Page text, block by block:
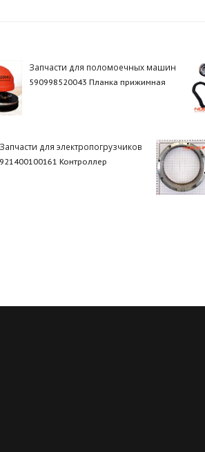
Запчасти для поломоечных машин
590998520043 Планка прижимная
Запчасти для электропогрузчиков
921400100161 Контроллер